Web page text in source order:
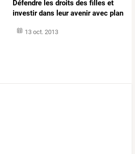
Défendre les droits des filles et
investir dans leur avenir avec plan
13 oct. 2013